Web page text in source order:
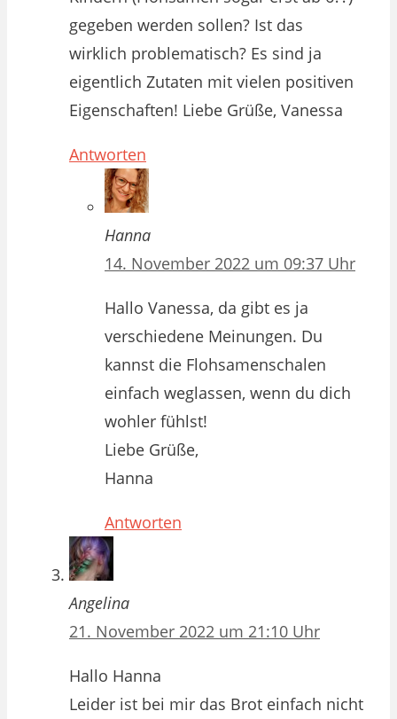
gegeben werden sollen? Ist das
wirklich problematisch? Es sind ja
eigentlich Zutaten mit vielen positiven
Eigenschaften! Liebe Grüße, Vanessa
Antworten
Hanna
14. November 2022 um 09:37 Uhr
Hallo Vanessa, da gibt es ja
verschiedene Meinungen. Du
kannst die Flohsamenschalen
einfach weglassen, wenn du dich
wohler fühlst!
Liebe Grüße,
Hanna
Antworten
Angelina
21. November 2022 um 21:10 Uhr
Hallo Hanna
Leider ist bei mir das Brot einfach nicht